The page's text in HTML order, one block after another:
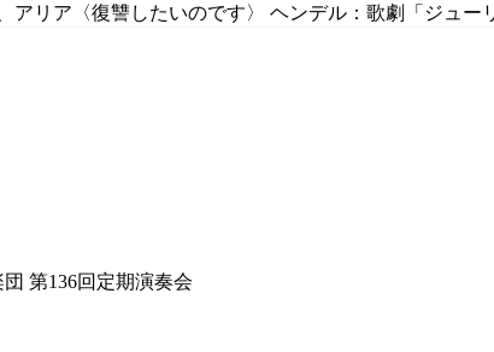
アリア〈復讐したいのです〉 ヘンデル：歌劇「ジュ